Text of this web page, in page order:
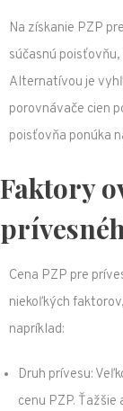
Na získanie PZP
súčasnú
Alternatívou je
porovnávače cien
poisťovňa ponúka
Faktory
Cena PZP pre
niekoľkých
napríklad:
Druh prívesu:
cenu PZP.